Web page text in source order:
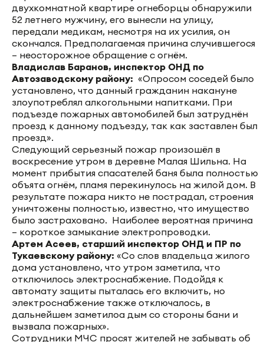
двухкомнатной квартире огнеборцы обнаружили
52 летнего мужчину, его вынесли на улицу,
передали медикам, несмотря на их усилия, он
скончался. Предполагаемая причина случившегося
– неосторожное обращение с огнём.
Владислав Баранов, инспектор ОНД по
Автозаводскому району: «Опросом соседей было
установлено, что данный гражданин накануне
злоупотреблял алкогольными напитками. При
подъезде пожарных автомобилей был затруднён
проезд к данному подъезду, так как заставлен был
проезд».
Следующий серьезный пожар произошёл в
воскресение утром в деревне Малая Шильна. На
момент прибытия спасателей баня была полностью
объята огнём, пламя перекинулось на жилой дом. В
результате пожара никто не пострадал, строения
уничтожены полностью, известно, что имущество
было застраховано. Наиболее вероятная причина
– короткое замыкание электропроводки.
Артем Асеев, старший инспектор ОНД и ПР по
Тукаевскому району: «Со слов владельца жилого
дома установлено, что утром заметила, что
отключилось электроснабжение. Подойдя к
автомату защиты пыталась его включить, но
электроснабжение также отключалось, в
дальнейшем заметилоа дым со стороны бани и
вызвала пожарных».
Сотрудники МЧС просят жителей не забывать об